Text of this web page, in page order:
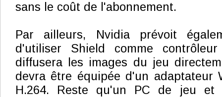
sans le coût de l'abonnement.
Par ailleurs, Nvidia prévoit
d'utiliser Shield comme
diffusera les images du jeu
devra être équipée d'un adaptateur
H.264. Reste qu'un PC de jeu